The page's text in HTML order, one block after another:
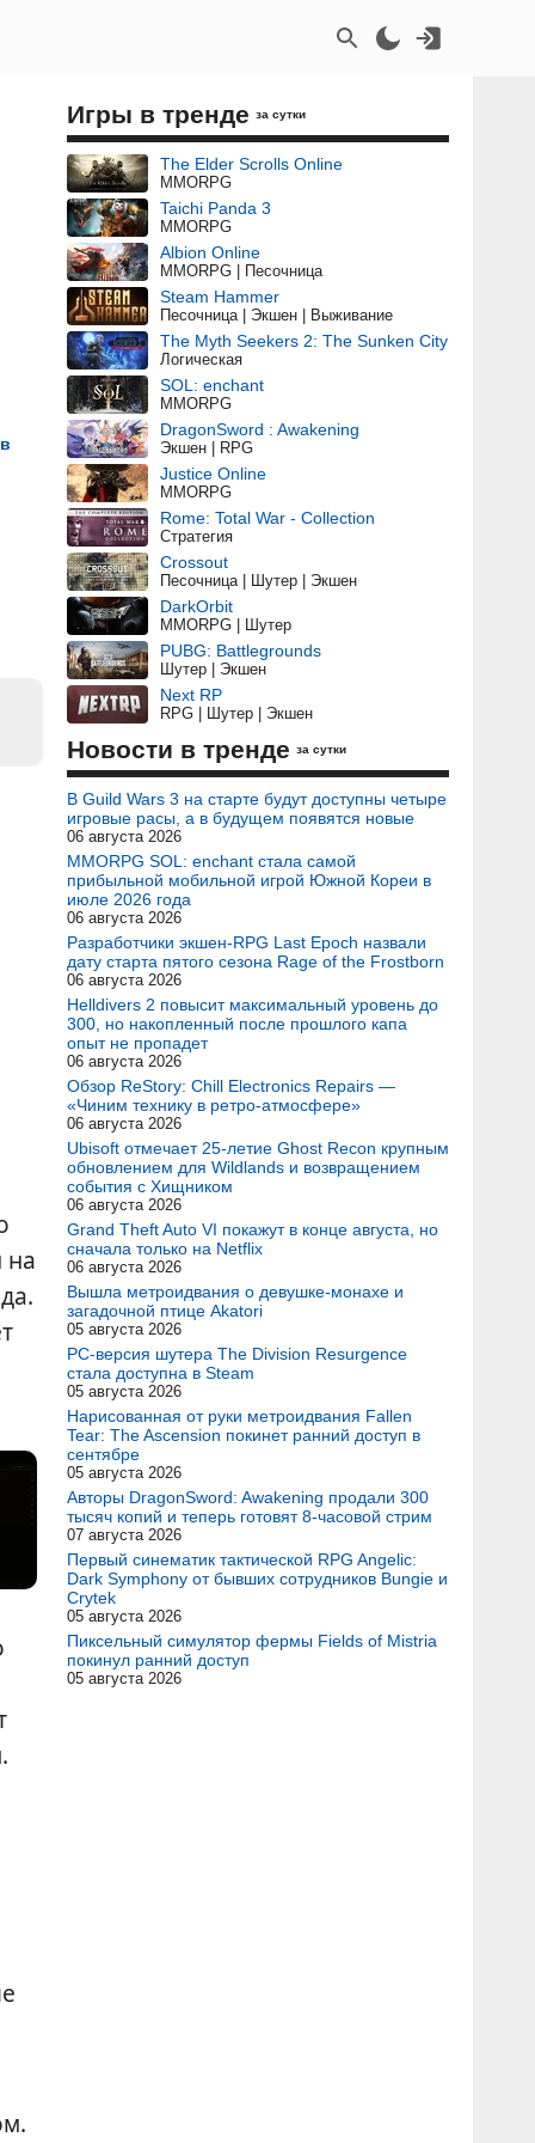
на
Игры в тренде за сутки
The Elder Scrolls Online
MMORPG
Taichi Panda 3
MMORPG
Albion Online
MMORPG | Песочница
Steam Hammer
Песочница | Экшен | Выживание
The Myth Seekers 2: The Sunken City
Логическая
SOL: enchant
MMORPG
DragonSword : Awakening
Экшен | RPG
Justice Online
MMORPG
Rome: Total War - Collection
Стратегия
Crossout
Песочница | Шутер | Экшен
DarkOrbit
MMORPG | Шутер
PUBG: Battlegrounds
Шутер | Экшен
Next RP
RPG | Шутер | Экшен
Новости в тренде за сутки
В Guild Wars 3 на старте будут доступны четыре
игровые расы, а в будущем появятся новые
06 августа 2026
MMORPG SOL: enchant стала самой
прибыльной мобильной игрой Южной Кореи в
июле 2026 года
06 августа 2026
Разработчики экшен-RPG Last Epoch назвали
дату старта пятого сезона Rage of the Frostborn
06 августа 2026
Helldivers 2 повысит максимальный уровень до
300, но накопленный после прошлого капа
опыт не пропадет
06 августа 2026
Обзор ReStory: Chill Electronics Repairs —
«Чиним технику в ретро-атмосфере»
06 августа 2026
Ubisoft отмечает 25-летие Ghost Recon крупным
обновлением для Wildlands и возвращением
события с Хищником
06 августа 2026
Grand Theft Auto VI покажут в конце августа, но
сначала только на Netflix
06 августа 2026
Вышла метроидвания о девушке-монахе и
загадочной птице Akatori
05 августа 2026
PC-версия шутера The Division Resurgence
стала доступна в Steam
05 августа 2026
Нарисованная от руки метроидвания Fallen
Tear: The Ascension покинет ранний доступ в
сентябре
05 августа 2026
Авторы DragonSword: Awakening продали 300
тысяч копий и теперь готовят 8-часовой стрим
07 августа 2026
Первый синематик тактической RPG Angelic:
Dark Symphony от бывших сотрудников Bungie и
Crytek
05 августа 2026
Пиксельный симулятор фермы Fields of Mistria
покинул ранний доступ
05 августа 2026